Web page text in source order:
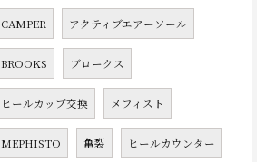
CAMPER アクティブエアーソール
BROOKS ブロークス
ヒールカップ交換 メフィスト
MEPHISTO 亀裂 ヒールカウンター